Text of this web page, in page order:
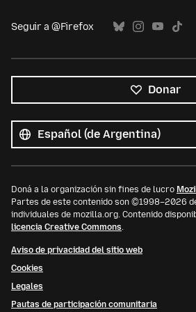
Seguir a @Firefox
Donar
los
idiomas
Idioma
Doná a la organización sin fines de lucro
Partes de este contenido son ©1998–2026
individuales de mozilla.org. Contenido
licencia Creative Commons.
Aviso de privacidad del sitio web
Cookies
Legales
Pautas de participación comunitaria